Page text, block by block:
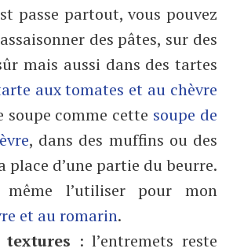
passe partout, vous pouvez
des pâtes, sur des
mais aussi dans des tartes
aux tomates et au chèvre
soupe comme cette soupe de
, dans des muffins ou des
place d’une partie du beurre.
même l’utiliser pour mon
et au romarin.
textures : l’entremets reste